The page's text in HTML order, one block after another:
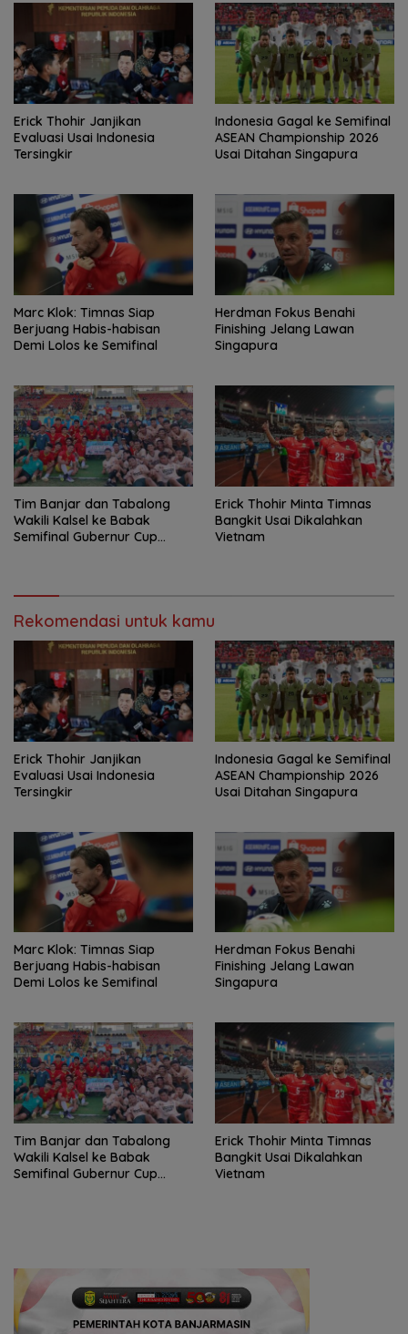
Erick Thohir Janjikan
Evaluasi Usai Indonesia
Tersingkir
Indonesia Gagal ke Semifinal
ASEAN Championship 2026
Usai Ditahan Singapura
Marc Klok: Timnas Siap
Berjuang Habis-habisan
Demi Lolos ke Semifinal
Herdman Fokus Benahi
Finishing Jelang Lawan
Singapura
Tim Banjar dan Tabalong
Wakili Kalsel ke Babak
Semifinal Gubernur Cup
Erick Thohir Minta Timnas
Bangkit Usai Dikalahkan
Vietnam
Rekomendasi untuk kamu
Erick Thohir Janjikan
Evaluasi Usai Indonesia
Tersingkir
Indonesia Gagal ke Semifinal
ASEAN Championship 2026
Usai Ditahan Singapura
Marc Klok: Timnas Siap
Berjuang Habis-habisan
Demi Lolos ke Semifinal
Herdman Fokus Benahi
Finishing Jelang Lawan
Singapura
Tim Banjar dan Tabalong
Wakili Kalsel ke Babak
Semifinal Gubernur Cup
Erick Thohir Minta Timnas
Bangkit Usai Dikalahkan
Vietnam